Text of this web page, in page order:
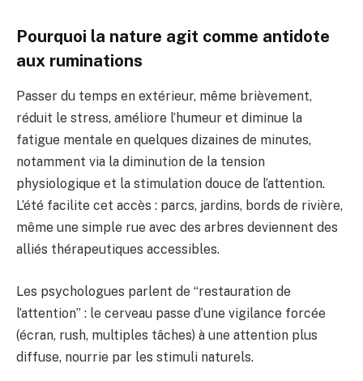
Pourquoi la nature agit comme antidote
aux ruminations
Passer du temps en extérieur, même brièvement,
réduit le stress, améliore l’humeur et diminue la
fatigue mentale en quelques dizaines de minutes,
notamment via la diminution de la tension
physiologique et la stimulation douce de l’attention.
L’été facilite cet accès : parcs, jardins, bords de rivière,
même une simple rue avec des arbres deviennent des
alliés thérapeutiques accessibles.
Les psychologues parlent de “restauration de
l’attention” : le cerveau passe d’une vigilance forcée
(écran, rush, multiples tâches) à une attention plus
diffuse, nourrie par les stimuli naturels.